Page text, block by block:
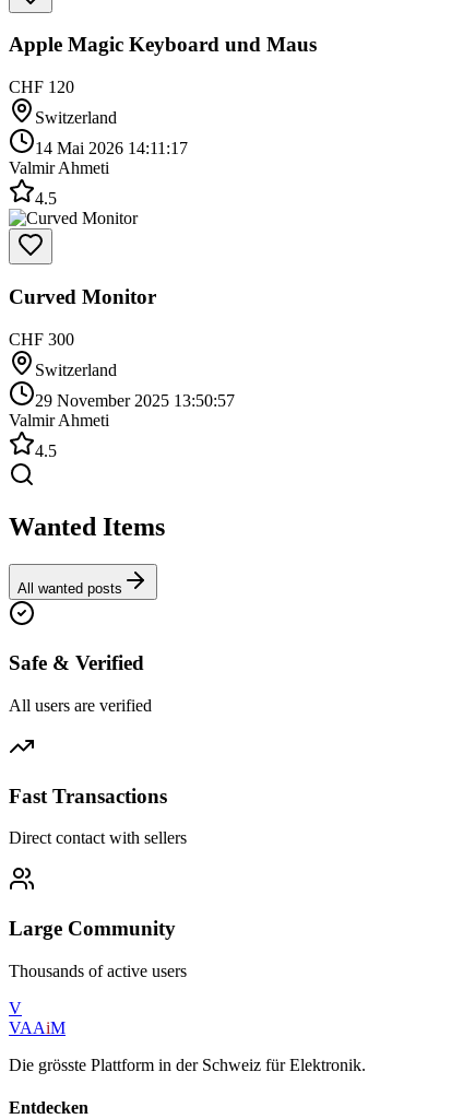
Apple Magic Keyboard und Maus
CHF 120
Switzerland
14 Mai 2026 14:11:17
Valmir Ahmeti
4.5
Curved Monitor
CHF 300
Switzerland
29 November 2025 13:50:57
Valmir Ahmeti
4.5
Wanted Items
All wanted posts
Safe & Verified
All users are verified
Fast Transactions
Direct contact with sellers
Large Community
Thousands of active users
V
VAAiM
Die grösste Plattform in der Schweiz für Elektronik.
Entdecken